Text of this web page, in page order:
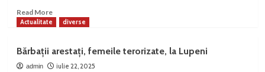
racolate
Jiului
Read MoreRead
more
de
bloc-
Actualitate diverse
Bărbații arestați, femeile terorizate, la Lupeni
admin iulie 22, 2025